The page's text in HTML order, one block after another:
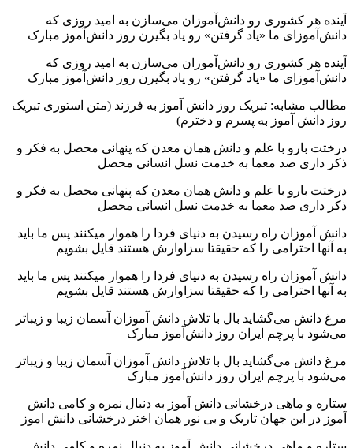
آینده هر کشوری رو دانش‌آموزان می‌سازن به امید روزی که
دانش‌آموزای ما «یاد گرفتن» رو یاد بگیرن روز دانش‌آموز مبارک
آینده هر کشوری رو دانش‌آموزان می‌سازن به امید روزی که
دانش‌آموزای ما «یاد گرفتن» رو یاد بگیرن روز دانش‌آموز مبارک
مطالب مشابه: تبریک روز دانش آموز به فرزند (متن استوری تبریک
روز دانش آموز به پسرم و دخترم)
درختت بارو با علم و دانش همان معدن که پنهانی محصل به فکر و
ذکر داری صد معما به خدمت نسل انسانی محصل
درختت بارو با علم و دانش همان معدن که پنهانی محصل به فکر و
ذکر داری صد معما به خدمت نسل انسانی محصل
دانش آموزان راه رسیدن به دنیای فردا را هموار میکنند پس ما باید
به آنها احترامی را که حقیقتا سزاوارش هستند قایل بشویم
دانش آموزان راه رسیدن به دنیای فردا را هموار میکنند پس ما باید
به آنها احترامی را که حقیقتا سزاوارش هستند قایل بشویم
مرغ دانش می‌گشاید بال با تلاش دانش آموزان آسمان زیبا و زیباتر
می‌شود با پرچم ایران روز دانش‌آموز مبارک
مرغ دانش می‌گشاید بال با تلاش دانش آموزان آسمان زیبا و زیباتر
می‌شود با پرچم ایران روز دانش‌آموز مبارک
ستاره و ماهی درخشانی دانش آموز به دنبال نمره و کامی دانش
آموز در این جهان تاریک و بی نور همان اختر درخشانی دانش اموز